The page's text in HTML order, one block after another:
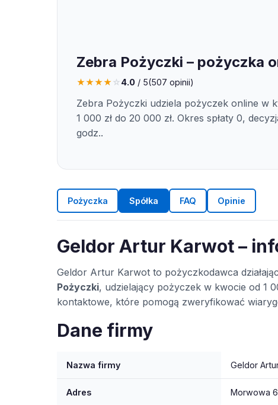
Zebra Pożyczki – pożyczka
★★★★☆4.0 / 5(507 opinii)
Zebra Pożyczki udziela pożyczek online w
1 000 zł do 20 000 zł. Okres spłaty 0,
godz..
Pożyczka Spółka FAQ Opinie
Geldor Artur Karwot –
Geldor Artur Karwot to pożyczkodawca
Pożyczki, udzielający pożyczek w kwocie od 1
kontaktowe, które pomogą zweryfikować
Dane firmy
Nazwa firmy Geldor
Adres Morwowa